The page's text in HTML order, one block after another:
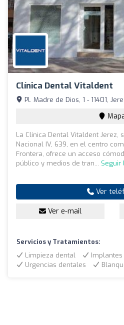
Clínica Dental Vitaldent
Pl. Madre de Dios, 1 - 11401,
La Clínica Dental Vitaldent Jerez,
Nacional IV, 639, en el centro
Frontera, ofrece un acceso
público y medios de tran... Seguir
Ver
Ver e-mail
Servicios y Tratamientos:
Limpieza dental
Urgencias dentales